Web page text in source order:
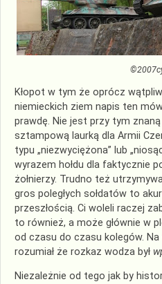
Kłopot w tym że oprócz
niemieckich ziem napis ten
prawdę. Nie jest przy tym
sztampową laurką dla Armii
typu „niezwyciężona” lub
wyrazem hołdu dla faktycznie
żołnierzy. Trudno też
gros poległych sołdatów to
przeszłością. Ci woleli raczej
to również, a może głównie w
od czasu do czasu kolegów.
rozumiał że rozkaz wodza był
Niezależnie od tego jak by